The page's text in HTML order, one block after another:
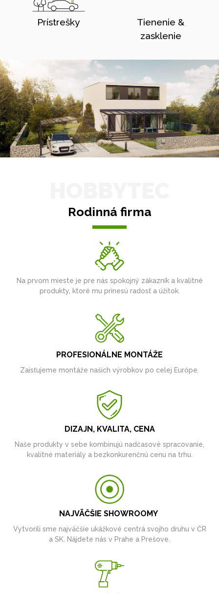
Prístrešky
Tienenie &
zasklenie
Rodinná firma
Na prvom mieste je pre nás spokojný zákazník a kvalitné
produkty, ktoré mu prinesú radosť a úžitok.
PROFESIONÁLNE MONTÁŽE
Zaisťujeme montáže našich výrobkov po celej Európe.
DIZAJN, KVALITA, CENA
Naše produkty v sebe kombinujú nadčasové spracovanie,
kvalitné materiály a bezkonkurenčnú cenu na trhu.
NAJVÄČŠIE SHOWROOMY
Vytvorili sme najväčšie ukážkové centrá svojho druhu v ČR
a SK. Nájdete nás v Prahe a Prešove.